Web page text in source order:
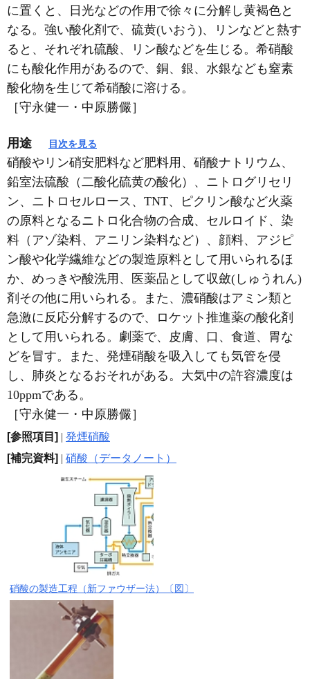
に置くと、日光などの作用で徐々に分解し黄褐色と
なる。強い酸化剤で、硫黄(いおう)、リンなどと熱す
ると、それぞれ硫酸、リン酸などを生じる。希硝酸
にも酸化作用があるので、銅、銀、水銀なども窒素
酸化物を生じて希硝酸に溶ける。
［守永健一・中原勝儼］
用途 目次を見る
硝酸やリン硝安肥料など肥料用、硝酸ナトリウム、
鉛室法硫酸（二酸化硫黄の酸化）、ニトログリセリ
ン、ニトロセルロース、TNT、ピクリン酸など火薬
の原料となるニトロ化合物の合成、セルロイド、染
料（アゾ染料、アニリン染料など）、顔料、アジピ
ン酸や化学繊維などの製造原料として用いられるほ
か、めっきや酸洗用、医薬品として収斂(しゅうれん)
剤その他に用いられる。また、濃硝酸はアミン類と
急激に反応分解するので、ロケット推進薬の酸化剤
として用いられる。劇薬で、皮膚、口、食道、胃な
どを冒す。また、発煙硝酸を吸入しても気管を侵
し、肺炎となるおそれがある。大気中の許容濃度は
10ppmである。
［守永健一・中原勝儼］
[参照項目] | 発煙硝酸
[補完資料] | 硝酸（データノート）
硝酸の製造工程（新ファウザー法）〔図〕